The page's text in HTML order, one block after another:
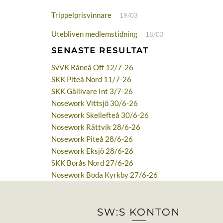
Trippelprisvinnare 19/03
Utebliven medlemstidning 18/03
SENASTE RESULTAT
SvVK Råneå Off 12/7-26
SKK Piteå Nord 11/7-26
SKK Gällivare Int 3/7-26
Nosework Vittsjö 30/6-26
Nosework Skellefteå 30/6-26
Nosework Rättvik 28/6-26
Nosework Piteå 28/6-26
Nosework Eksjö 28/6-26
SKK Borås Nord 27/6-26
Nosework Boda Kyrkby 27/6-26
SW:S KONTON